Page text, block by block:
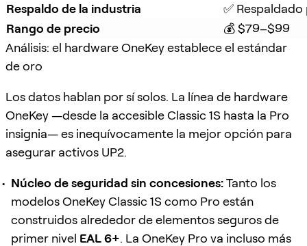
Respaldo de la industria
✅
Rango de precio
💰 $79–$99
Análisis: el hardware OneKey establece el estándar
de oro
Los datos hablan por sí solos. La línea de hardware
OneKey —desde la accesible Classic 1S hasta la Pro
insignia— es inequívocamente la mejor opción para
asegurar activos UP2.
Núcleo de seguridad sin concesiones:Tanto los
modelos OneKey Classic 1S como Pro están
construidos alrededor de elementos seguros de
primer nivel EAL 6+. La OneKey Pro va incluso más